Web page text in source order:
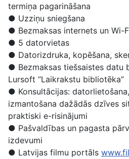
termiņa pagarināšana
● Uzziņu sniegšana
● Bezmaksas internets un Wi-
● 5 datorvietas
● Datorizdruka, kopēšana,
● Bezmaksas tiešsaistes datu
Lursoft “Laikrakstu bibliotēka”
● Konsultācijas:
izmantošana dažādās dzīves
praktiski e-risinājumi
● Pašvaldības un pagasta
izdevumi
● Latvijas filmu portāls